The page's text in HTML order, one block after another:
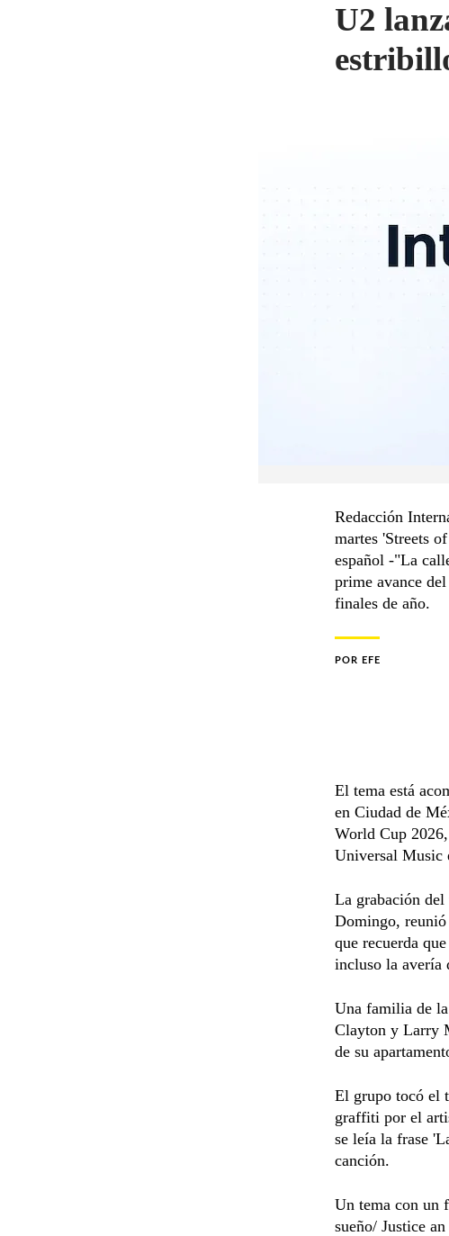
U2
Redacción
martes 'Streets
español -"La
prime avance
finales de año.
POR EFE
El tema está
en Ciudad de
World Cup
Universal Music
La grabación del
Domingo, reunió
que recuerda
incluso la avería
Una familia de
Clayton y Larry
de su
El grupo tocó el
graffiti por el
se leía la frase
canción.
Un tema con un
sueño/ Justice